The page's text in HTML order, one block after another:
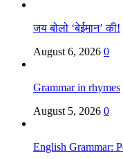
जय बोलो ‘बेईमान’ की!
August 6, 2026 0
Grammar in rhymes
August 5, 2026 0
English Grammar: